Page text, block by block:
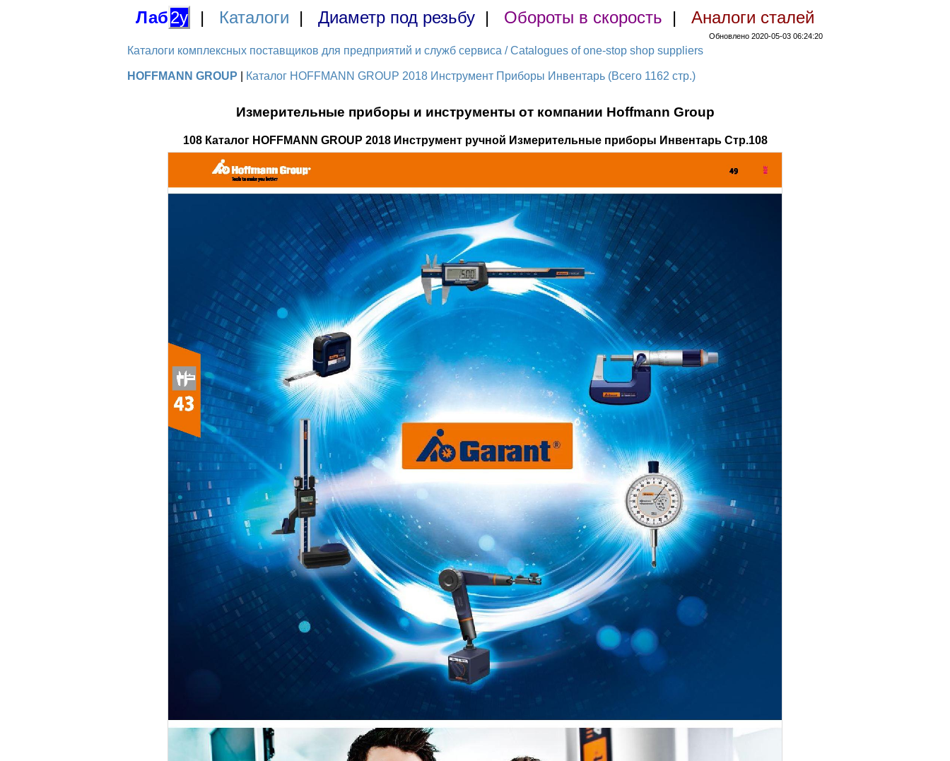
Лаб2у | Каталоги | Диаметр под резьбу | Обороты в скорость | Аналоги сталей
Обновлено 2020-05-03 06:24:20
Каталоги комплексных поставщиков для предприятий и служб сервиса / Catalogues of one-stop shop suppliers
HOFFMANN GROUP Каталог HOFFMANN GROUP 2018 Инструмент Приборы Инвентарь (Всего 1162 стр.)
Измерительные приборы и инструменты от компании Hoffmann Group
108 Каталог HOFFMANN GROUP 2018 Инструмент ручной Измерительные приборы Инвентарь Стр.108